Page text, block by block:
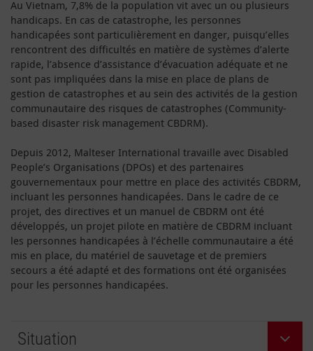
Au Vietnam, 7,8% de la population vit avec un ou plusieurs
handicaps. En cas de catastrophe, les personnes
handicapées sont particulièrement en danger, puisqu’elles
rencontrent des difficultés en matière de systèmes d’alerte
rapide, l’absence d’assistance d’évacuation adéquate et ne
sont pas impliquées dans la mise en place de plans de
gestion de catastrophes et au sein des activités de la gestion
communautaire des risques de catastrophes (Community-
based disaster risk management CBDRM).
Depuis 2012, Malteser International travaille avec Disabled
People’s Organisations (DPOs) et des partenaires
gouvernementaux pour mettre en place des activités CBDRM,
incluant les personnes handicapées. Dans le cadre de ce
projet, des directives et un manuel de CBDRM ont été
développés, un projet pilote en matière de CBDRM incluant
les personnes handicapées à l’échelle communautaire a été
mis en place, du matériel de sauvetage et de premiers
secours a été adapté et des formations ont été organisées
pour les personnes handicapées.
Situation